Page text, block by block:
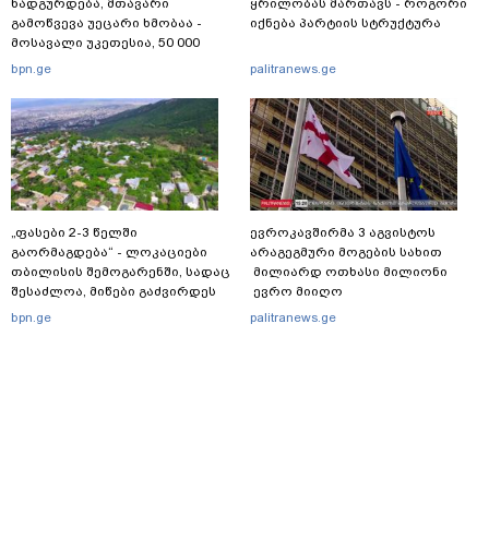
გამოწვევა უეცარი ხმობაა -
მოსავალი უკეთესია, 50 000
ტონამდე თხილს ველოდებით“ -
bpn.ge
„ფასები 2-3 წელში
გაორმაგდება“ - ლოკაციები
თბილისის შემოგარენში, სადაც
შესაძლოა, მიწები გაძვირდეს
bpn.ge
იქნება პარტიის სტრუქტურა
palitranews.ge
ევროკავშირმა 3 აგვისტოს
არაგეგმური მოგების სახით
მილიარდ ოთხასი მილიონი
ევრო მიიღო
palitranews.ge